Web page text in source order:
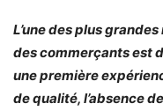
L’une des plus
des commerçants est
une première
de qualité, l’absence